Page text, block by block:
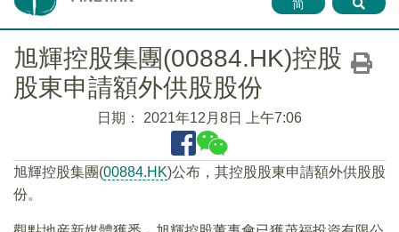
简
旭輝控股集團(00884.HK)控股
股東申請額外供股股份
日期： 2021年12月8日 上午7:06
旭輝控股集團(00884.HK)公布，其控股股東申請額外供股股
份。